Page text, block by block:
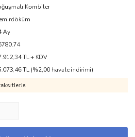
Kombiler
Ay
TL + KDV
TL (%2,00 havale indirimi)